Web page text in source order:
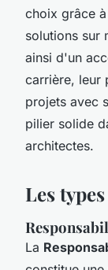
choix grâce
solutions sur
ainsi d'un
carrière, leur
projets avec
pilier solide
architectes.
Les
La